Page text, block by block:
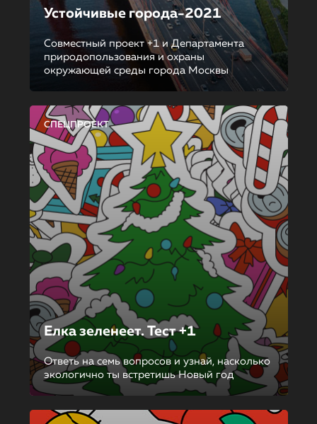
Устойчивые города-2021
Совместный проект +1 и Департамента
природопользования и охраны
окружающей среды города Москвы
СПЕЦПРОЕКТ
Елка зеленеет. Тест +1
Ответь на семь вопросов и узнай, насколько
экологично ты встретишь Новый год